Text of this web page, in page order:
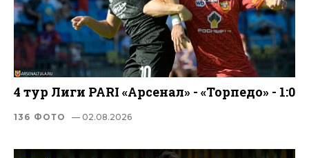
4 тур Лиги PARI «Арсенал» - «Торпедо» - 1:0
136 ФОТО — 02.08.2026